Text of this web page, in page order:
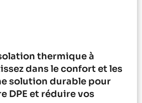
thermique à
dans le confort et les
solution durable pour
DPE et réduire vos